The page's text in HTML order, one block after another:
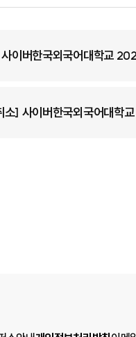
이버한국외국어대학교
소] 사이버한국외국어대학